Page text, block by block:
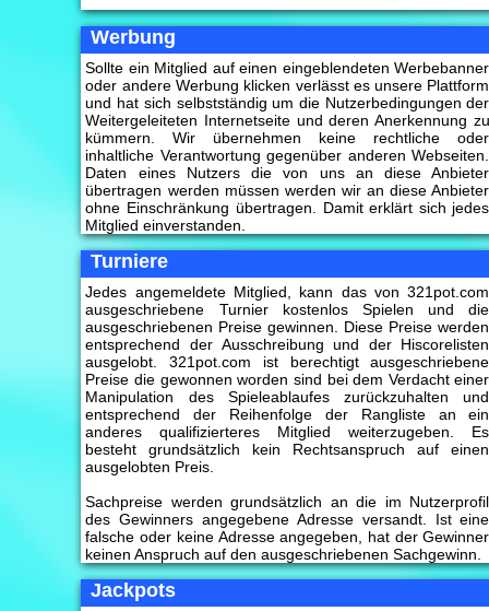
Werbung
Sollte ein Mitglied auf einen eingeblendeten Werbebanner
oder andere Werbung klicken verlässt es unsere Plattform
und hat sich selbstständig um die Nutzerbedingungen der
Weitergeleiteten Internetseite und deren Anerkennung zu
kümmern. Wir übernehmen keine rechtliche oder
inhaltliche Verantwortung gegenüber anderen Webseiten.
Daten eines Nutzers die von uns an diese Anbieter
übertragen werden müssen werden wir an diese Anbieter
ohne Einschränkung übertragen. Damit erklärt sich jedes
Mitglied einverstanden.
Turniere
Jedes angemeldete Mitglied, kann das von 321pot.com
ausgeschriebene Turnier kostenlos Spielen und die
ausgeschriebenen Preise gewinnen. Diese Preise werden
entsprechend der Ausschreibung und der Hiscorelisten
ausgelobt. 321pot.com ist berechtigt ausgeschriebene
Preise die gewonnen worden sind bei dem Verdacht einer
Manipulation des Spieleablaufes zurückzuhalten und
entsprechend der Reihenfolge der Rangliste an ein
anderes qualifizierteres Mitglied weiterzugeben. Es
besteht grundsätzlich kein Rechtsanspruch auf einen
ausgelobten Preis.
Sachpreise werden grundsätzlich an die im Nutzerprofil
des Gewinners angegebene Adresse versandt. Ist eine
falsche oder keine Adresse angegeben, hat der Gewinner
keinen Anspruch auf den ausgeschriebenen Sachgewinn.
Jackpots